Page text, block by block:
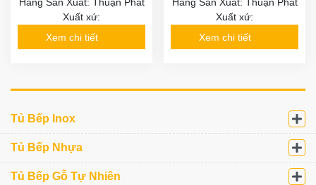
Xuất xứ:
Xem chi tiết
Xuất xứ:
Xem chi tiết
Tủ Bếp Inox
Tủ Bếp Nhựa
Tủ Bếp Gỗ Tự Nhiên